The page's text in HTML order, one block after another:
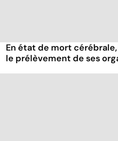
En état de mort
le prélèvement de ses